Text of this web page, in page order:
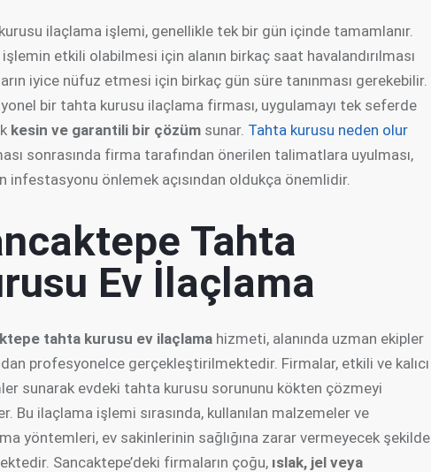
ilaçlama işlemi, genellikle tek bir gün içinde tamamlanır.
etkili olabilmesi için alanın birkaç saat havalandırılması
iyice nüfuz etmesi için birkaç gün süre tanınması gerekebilir.
bir tahta kurusu ilaçlama firması, uygulamayı tek seferde
kesin ve garantili bir çözüm sunar. Tahta kurusu neden olur
sonrasında firma tarafından önerilen talimatlara uyulması,
infestasyonu önlemek açısından oldukça önemlidir.
Tahta
Ev İlaçlama
tahta kurusu ev ilaçlama hizmeti, alanında uzman ekipler
profesyonelce gerçekleştirilmektedir. Firmalar, etkili ve kalıcı
sunarak evdeki tahta kurusu sorununu kökten çözmeyi
Bu ilaçlama işlemi sırasında, kullanılan malzemeler ve
yöntemleri, ev sakinlerinin sağlığına zarar vermeyecek şekilde
Sancaktepe’deki firmaların çoğu, ıslak, jel veya